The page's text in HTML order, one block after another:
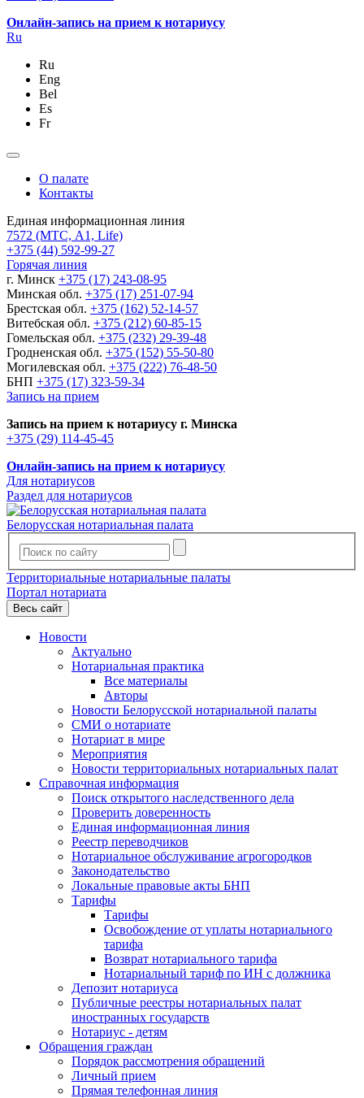
Онлайн-запись на прием к нотариусу
Ru
Ru
Eng
Bel
Es
Fr
О палате
Контакты
Единая информационная линия
7572 (МТС, A1, Life)
+375 (44) 592-99-27
Горячая линия
г. Минск +375 (17) 243-08-95
Минская обл. +375 (17) 251-07-94
Брестская обл. +375 (162) 52-14-57
Витебская обл. +375 (212) 60-85-15
Гомельская обл. +375 (232) 29-39-48
Гродненская обл. +375 (152) 55-50-80
Могилевская обл. +375 (222) 76-48-50
БНП +375 (17) 323-59-34
Запись на прием
Запись на прием к нотариусу г. Минска
+375 (29) 114-45-45
Онлайн-запись на прием к нотариусу
Для нотариусов
Раздел для нотариусов
Белорусская нотариальная палата
Территориальные нотариальные палаты
Портал нотариата
Весь сайт
Новости
Актуально
Нотариальная практика
Все материалы
Авторы
Новости Белорусской нотариальной палаты
СМИ о нотариате
Нотариат в мире
Мероприятия
Новости территориальных нотариальных палат
Справочная информация
Поиск открытого наследственного дела
Проверить доверенность
Единая информационная линия
Реестр переводчиков
Нотариальное обслуживание агрогородков
Законодательство
Локальные правовые акты БНП
Тарифы
Тарифы
Освобождение от уплаты нотариального
тарифа
Возврат нотариального тарифа
Нотариальный тариф по ИН с должника
Депозит нотариуса
Публичные реестры нотариальных палат
иностранных государств
Нотариус - детям
Обращения граждан
Порядок рассмотрения обращений
Личный прием
Прямая телефонная линия